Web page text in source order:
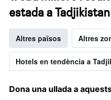
estada a Tadjikistan
Altres països Altres
Hotels en tendència a
Dona una ullada a